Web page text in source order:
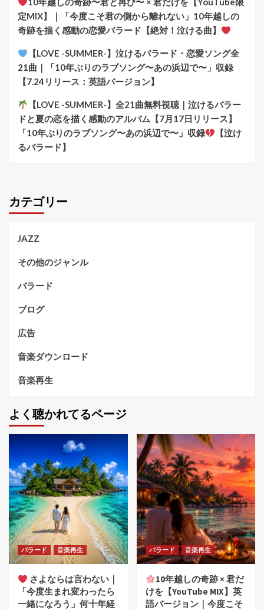
定MIX】｜「今度こそ君の側から離れない」10年越しの
奇跡を描く感動の恋愛バラード【絶対！泣ける曲】
【LOVE -SUMMER-】泣けるバラード・恋愛ソング全
21曲｜「10年ぶりのラブソング〜あの浜辺で〜」収録
【7.24リリース：英語バージョン】
【LOVE -SUMMER-】全21曲無料視聴｜泣けるバラー
ドと夏の恋を描く感動のアルバム【7月17日リリース】
「10年ぶりのラブソング〜あの浜辺で〜」収録
【泣け
るバラード】
カテゴリー
JAZZ
その他のジャンル
バラード
ブログ
広告
音楽ダウンロード
音楽再生
よく聴かれてるページ
バラード 音楽再生
さよならは言わない｜
「今度生まれ変わったら
一緒になろう」何十年経
バラード 音楽再生
10年越しの奇跡 × 君だ
けを【YouTube MIX】英
語バージョン｜今度こそ